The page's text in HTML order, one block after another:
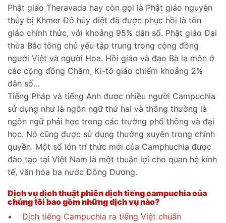
Phật giáo Theravada hay còn gọi là Phật giáo nguyên
thủy bị Khmer Đỏ hủy diệt đã được phục hồi là tôn
giáo chính thức, với khoảng 95% dân số. Phật giáo Đại
thừa Bắc tông chủ yếu tập trung trong cộng đồng
người Việt và người Hoa. Hồi giáo và đạo Bà la môn ở
các cộng đồng Chăm, Ki-tô giáo chiếm khoảng 2%
dân số…
Tiếng Pháp và tiếng Anh được nhiều người Campuchia
sử dụng như là ngôn ngữ thứ hai và thông thường là
ngôn ngữ phải học trong các trường phổ thông và đại
học. Nó cũng được sử dụng thường xuyên trong chính
quyền. Một số lớn trí thức mới của Camphuchia được
đào tạo tại Việt Nam là một thuận lợi cho quan hệ kính
tế, văn hóa ba nước Đông Dương.
Dịch vụ dịch thuật phiên dịch tiếng campuchia của
chúng tôi bao gồm những dịch vụ nào?
• Dịch tiếng Campuchia ra tiếng Việt chuẩn